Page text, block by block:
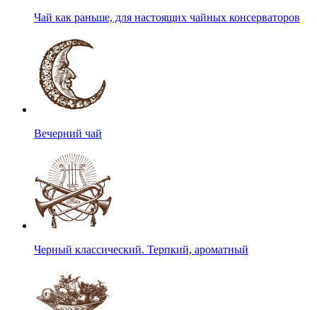
Чай как раньше, для настоящих чайных консерваторов
Вечерний чай
Черный классический. Терпкий, ароматный